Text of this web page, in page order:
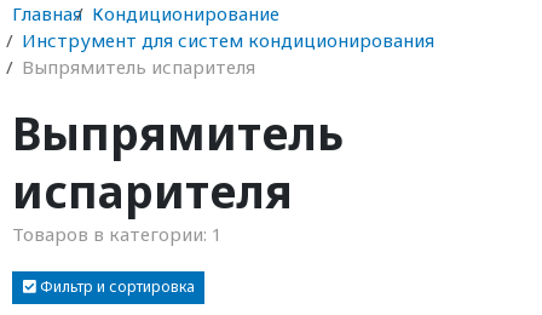
Главная Кондиционирование
Инструмент для систем кондиционирования
Выпрямитель испарителя
Выпрямитель
испарителя
Товаров в категории: 1
Фильтр и сортировка